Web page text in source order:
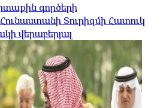
գործերի
Տուրիզմի Հատուկ
վերաբերյալ